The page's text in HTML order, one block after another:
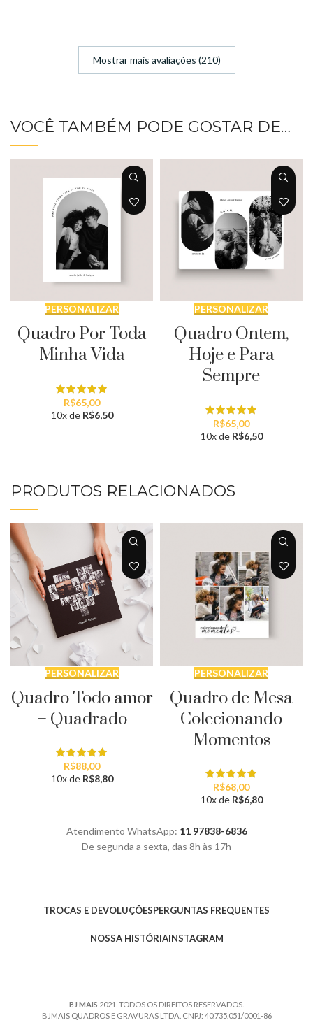
Mostrar mais avaliações (210)
VOCÊ TAMBÉM PODE GOSTAR DE…
PERSONALIZAR
Quadro Por Toda
Minha Vida
R$65,00
10x de R$6,50
PERSONALIZAR
Quadro Ontem,
Hoje e Para
Sempre
R$65,00
10x de R$6,50
PRODUTOS RELACIONADOS
PERSONALIZAR
Quadro Todo amor
– Quadrado
R$88,00
10x de R$8,80
PERSONALIZAR
Quadro de Mesa
Colecionando
Momentos
R$68,00
10x de R$6,80
Atendimento WhatsApp: 11 97838-6836
De segunda a sexta, das 8h às 17h
TROCAS E DEVOLUÇÕESPERGUNTAS FREQUENTES
NOSSA HISTÓRIAINSTAGRAM
BJ MAIS 2021. TODOS OS DIREITOS RESERVADOS.
BJMAIS QUADROS E GRAVURAS LTDA. CNPJ: 40.735.051/0001-86